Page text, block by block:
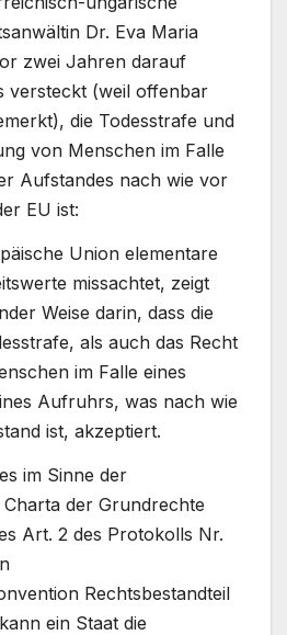
Dr. Eva Maria
zwei Jahren darauf
versteckt (weil offenbar
die Todesstrafe und
von Menschen im Falle
Aufstandes nach wie vor
EU ist:
Union elementare
missachtet, zeigt
Weise darin, dass die
als auch das Recht
im Falle eines
Aufruhrs, was nach wie
ist, akzeptiert.
im Sinne der
der Grundrechte
Art. 2 des Protokolls Nr.
Rechtsbestandteil
ein Staat die